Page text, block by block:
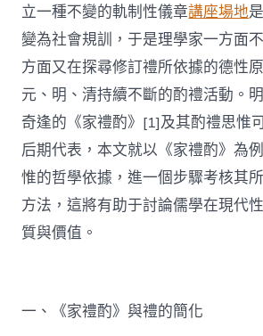
立一種不變的軌制性儀章講座場地
變為社會規訓，于是理學家一方面
方面又在探尋修訂禮所依據的德性
元、明、清持續不斷的酌禮活動。
奇逢的《家禮酌》[1]及其酌禮思惟
后期代表，本文就以《家禮酌》為
惟的哲學依據，進一個步驟考核其
方法，這將有助于討論儒學在現代
質與價值。
一、《家禮酌》與禮的簡化